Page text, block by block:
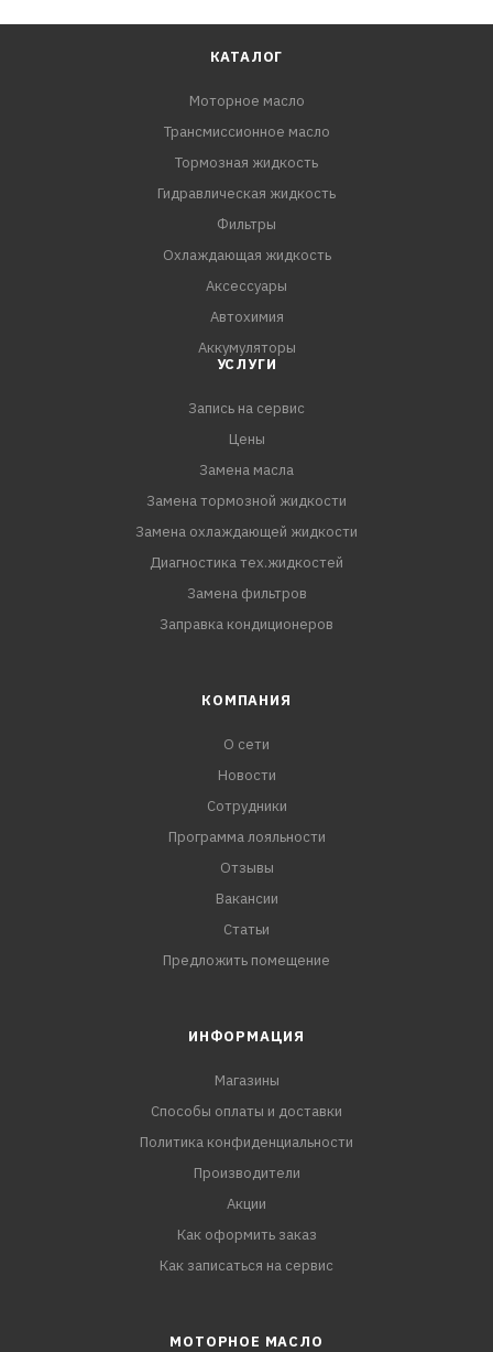
КАТАЛОГ
Моторное масло
Трансмиссионное масло
Тормозная жидкость
Гидравлическая жидкость
Фильтры
Охлаждающая жидкость
Аксессуары
Автохимия
Аккумуляторы
УСЛУГИ
Запись на сервис
Цены
Замена масла
Замена тормозной жидкости
Замена охлаждающей жидкости
Диагностика тех.жидкостей
Замена фильтров
Заправка кондиционеров
КОМПАНИЯ
О сети
Новости
Сотрудники
Программа лояльности
Отзывы
Вакансии
Статьи
Предложить помещение
ИНФОРМАЦИЯ
Магазины
Способы оплаты и доставки
Политика конфиденциальности
Производители
Акции
Как оформить заказ
Как записаться на сервис
МОТОРНОЕ МАСЛО